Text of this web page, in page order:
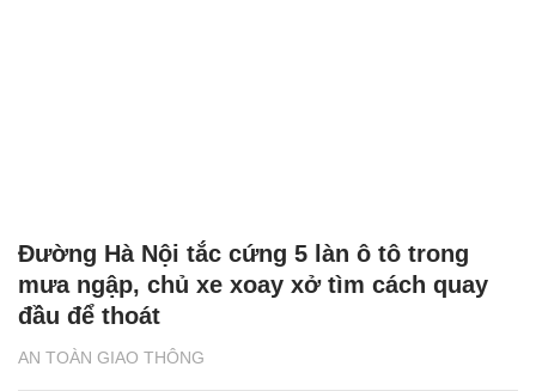
AN TOÀN GIAO THÔNG
Đường Hà Nội tắc cứng 5 làn ô tô trong
mưa ngập, chủ xe xoay xở tìm cách quay
đầu để thoát